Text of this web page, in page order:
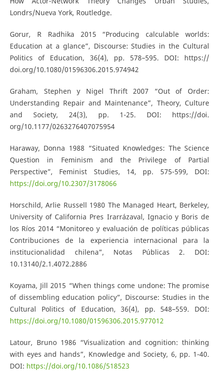
Londrs/Nueva York, Routledge.
Gorur, R Radhika 2015 “Producing calculable worlds:
Education at a glance”, Discourse: Studies in the Cultural
Politics of Education, 36(4), pp. 578–595. DOI: https://
doi.org/10.1080/01596306.2015.974942
Graham, Stephen y Nigel Thrift 2007 “Out of Order:
Understanding Repair and Maintenance”, Theory, Culture
and Society, 24(3), pp. 1-25. DOI: https://doi.
org/10.1177/0263276407075954
Haraway, Donna 1988 “Situated Knowledges: The Science
Question in Feminism and the Privilege of Partial
Perspective”, Feminist Studies, 14, pp. 575-599, DOI:
https://doi.org/10.2307/3178066
Horschild, Arlie Russell 1980 The Managed Heart, Berkeley,
University of California Pres Irarrázaval, Ignacio y Boris de
los Ríos 2014 “Monitoreo y evaluación de políticas públicas
Contribuciones de la experiencia internacional para la
institucionalidad chilena”, Notas Públicas 2. DOI:
10.13140/2.1.4072.2886
Koyama, Jill 2015 “When things come undone: The promise
of dissembling education policy”, Discourse: Studies in the
Cultural Politics of Education, 36(4), pp. 548–559. DOI:
https://doi.org/10.1080/01596306.2015.977012
Latour, Bruno 1986 “Visualization and cognition: thinking
with eyes and hands”, Knowledge and Society, 6, pp. 1-40.
DOI: https://doi.org/10.1086/518523